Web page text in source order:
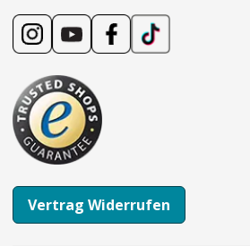
Vertrag Widerrufen